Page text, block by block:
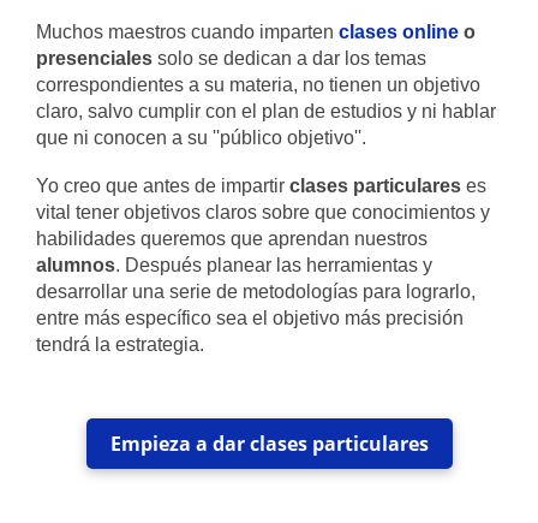
Muchos maestros cuando imparten clases online o
presenciales solo se dedican a dar los temas
correspondientes a su materia, no tienen un objetivo
claro, salvo cumplir con el plan de estudios y ni hablar
que ni conocen a su ''público objetivo''.
Yo creo que antes de impartir clases particulares es
vital tener objetivos claros sobre que conocimientos y
habilidades queremos que aprendan nuestros
alumnos. Después planear las herramientas y
desarrollar una serie de metodologías para lograrlo,
entre más específico sea el objetivo más precisión
tendrá la estrategia.
Empieza a dar clases particulares